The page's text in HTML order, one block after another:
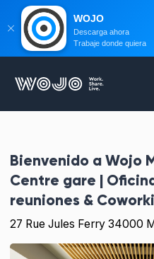
WOJO
Bienvenido aWojo
Centre gare |
reuniones &
27 Rue Jules Ferry 34000
WOJO
Descarga ahora
Trabaje donde quiera